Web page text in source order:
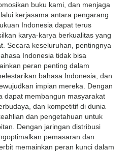
buku kami, dan menjaga
kerjasama antara pengarang
Indonesia dapat terus
karya-karya berkualitas yang
Secara keseluruhan, pentingnya
Indonesia tidak bisa
peran penting dalam
bahasa Indonesia, dan
impian mereka. Dengan
dapat membangun masyarakat
dan kompetitif di dunia
dan pengetahuan untuk
Dengan jaringan distribusi
pemasaran dan
memainkan peran kunci dalam